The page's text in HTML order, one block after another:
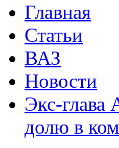
Главная
Статьи
ВАЗ
Новости
Экс-глава
долю в